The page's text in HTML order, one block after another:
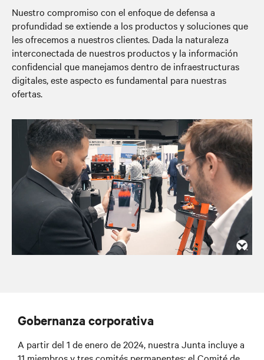
Nuestro compromiso con el enfoque de defensa a
profundidad se extiende a los productos y soluciones que
les ofrecemos a nuestros clientes. Dada la naturaleza
interconectada de nuestros productos y la información
confidencial que manejamos dentro de infraestructuras
digitales, este aspecto es fundamental para nuestras
ofertas.
Gobernanza corporativa
A partir del 1 de enero de 2024, nuestra Junta incluye a
11 miembros y tres comités permanentes: el Comité de